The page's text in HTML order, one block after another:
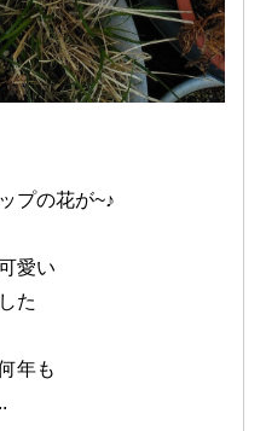
プの花が~♪
愛い
た
年も